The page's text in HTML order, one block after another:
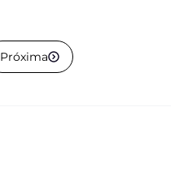
Próxima